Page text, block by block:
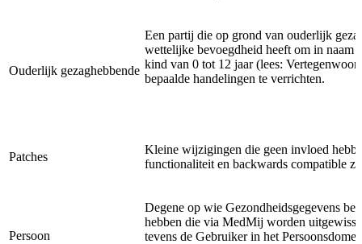
Ouderlijk gezaghebbende
Een partij die op grond van ouderlijk
wettelijke bevoegdheid heeft om in naam
kind van 0 tot 12 jaar (lees:
bepaalde handelingen te verrichten.
Patches
Kleine wijzigingen die geen invloed
functionaliteit en backwards compatible
Persoon
Degene op wie Gezondheidsgegevens
hebben die via MedMij worden
tevens de Gebruiker in het